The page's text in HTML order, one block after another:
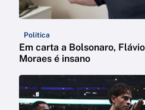
Política
Em carta a Bolsonaro,
Moraes é insano